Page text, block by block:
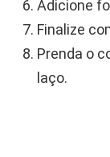
Adicione
Finalize
Prenda o
laço.